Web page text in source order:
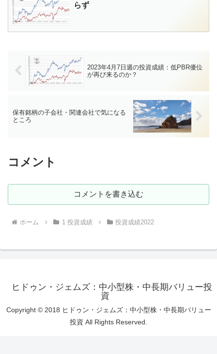
らず
2023年4月7日週の投資成績：低PBR優位
が再び来るのか？
保有銘柄の子会社・関連会社で気になる
ところ
コメント
コメントを書き込む
ホーム 1 投資成績 投資成績2022
ヒドゥン・ジェムズ：中小型株・中長期バリュー投
資
Copyright © 2018 ヒドゥン・ジェムズ：中小型株・中長期バリュー
投資 All Rights Reserved.